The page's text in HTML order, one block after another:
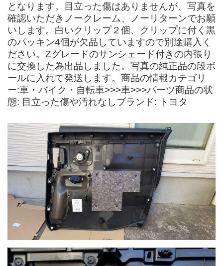
となります。目立った傷はありませんが、写真を
確認いただきノークレーム、ノーリターンでお願
いします。白いクリップ２個、クリップに付く黒
のパッキン4個が欠品していますので別途購入く
ださい。Zグレードのサンシェード付きの内張り
に交換した為出品しました。写真の純正品の段ボ
ールに入れて発送します。商品の情報カテゴリ
ー:車・バイク・自転車>>>車>>>パーツ商品の状
態: 目立った傷や汚れなしブランド: トヨタ